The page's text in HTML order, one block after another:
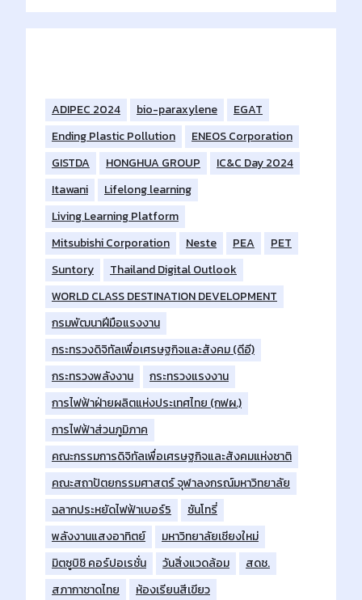
ADIPEC 2024 bio-paraxylene
EGAT
Ending Plastic Pollution
ENEOS Corporation
GISTDA
HONGHUA GROUP
IC&C Day 2024
Itawani
Lifelong learning
Living Learning Platform
Mitsubishi Corporation
Neste PEA
PET
Suntory
Thailand Digital Outlook
WORLD CLASS DESTINATION DEVELOPMENT
กรมพัฒนาฝีมือแรงงาน
กระทรวงดิจิทัลเพื่อเศรษฐกิจและสังคม (ดีอี)
กระทรวงพลังงาน
กระทรวงแรงงาน
การไฟฟ้าฝ่ายผลิตแห่งประเทศไทย (กฟผ.)
การไฟฟ้าส่วนภูมิภาค
คณะกรรมการดิจิทัลเพื่อเศรษฐกิจและสังคมแห่งชาติ
คณะสถาปัตยกรรมศาสตร์ จุฬาลงกรณ์มหาวิทยาลัย
ฉลากประหยัดไฟฟ้าเบอร์5
ซันโทรี่
พลังงานแสงอาทิตย์
มหาวิทยาลัยเชียงใหม่
มิตซูบิชิ คอร์ปอเรชั่น
วันสิ่งแวดล้อม
สดช.
สภากาชาดไทย
ห้องเรียนสีเขียว